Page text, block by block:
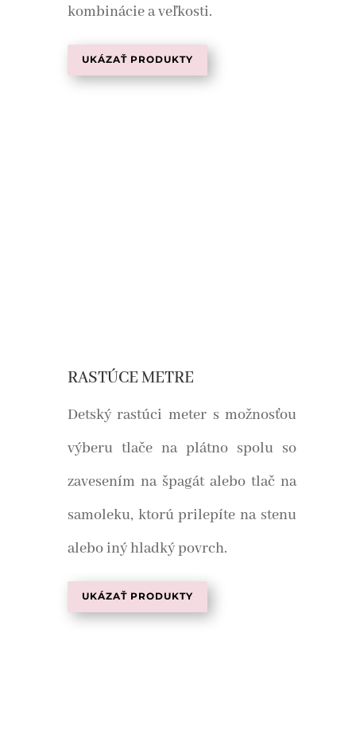
kombinácie a veľkosti.
UKÁZAŤ PRODUKTY
RASTÚCE METRE
Detský rastúci meter s možnosťou
výberu tlače na plátno spolu so
zavesením na špagát alebo tlač na
samoleku, ktorú prilepíte na stenu
alebo iný hladký povrch.
UKÁZAŤ PRODUKTY